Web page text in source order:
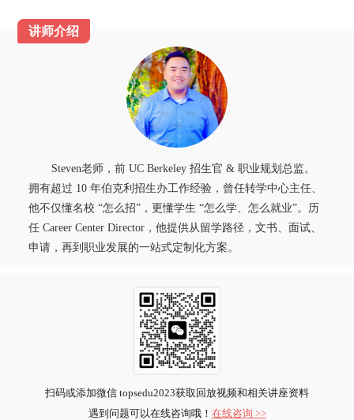
Steven老师，前 UC Berkeley 招生官 & 职业规划总监。
拥有超过 10 年伯克利招生办工作经验，曾任转学中心主任、
他不仅懂名校 “怎么招”，更懂学生 “怎么学、怎么就业”。历
任 Career Center Director，他提供从留学路径，文书、面试、
申请，再到职业发展的一站式定制化方案。
扫码或添加微信 topsedu2023获取回放视频和相关讲座资料
遇到问题可以在线咨询哦！ 在线咨询 >>